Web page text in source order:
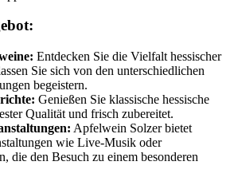
Entdecken Sie die Vielfalt hessischer
Sie sich von den unterschiedlichen
begeistern.
Genießen Sie klassische hessische
Qualität und frisch zubereitet.
Apfelwein Solzer bietet
wie Live-Musik oder
die den Besuch zu einem besonderen